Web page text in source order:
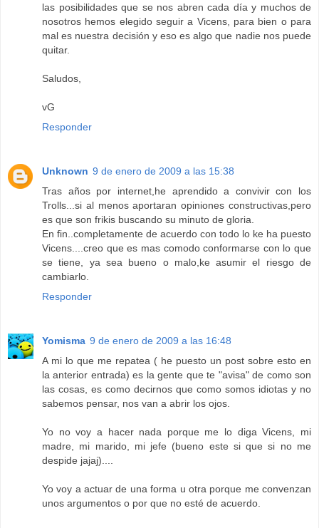
las posibilidades que se nos abren cada día y muchos de
nosotros hemos elegido seguir a Vicens, para bien o para
mal es nuestra decisión y eso es algo que nadie nos puede
quitar.
Saludos,
vG
Responder
Unknown 9 de enero de 2009 a las 15:38
Tras años por internet,he aprendido a convivir con los
Trolls...si al menos aportaran opiniones constructivas,pero
es que son frikis buscando su minuto de gloria.
En fin..completamente de acuerdo con todo lo ke ha puesto
Vicens....creo que es mas comodo conformarse con lo que
se tiene, ya sea bueno o malo,ke asumir el riesgo de
cambiarlo.
Responder
Yomisma 9 de enero de 2009 a las 16:48
A mi lo que me repatea ( he puesto un post sobre esto en
la anterior entrada) es la gente que te "avisa" de como son
las cosas, es como decirnos que como somos idiotas y no
sabemos pensar, nos van a abrir los ojos.
Yo no voy a hacer nada porque me lo diga Vicens, mi
madre, mi marido, mi jefe (bueno este si que si no me
despide jajaj)....
Yo voy a actuar de una forma u otra porque me convenzan
unos argumentos o por que no esté de acuerdo.